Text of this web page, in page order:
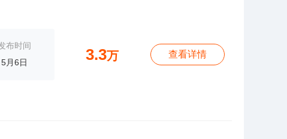
布时间
5月6日
3.3万 查看详情